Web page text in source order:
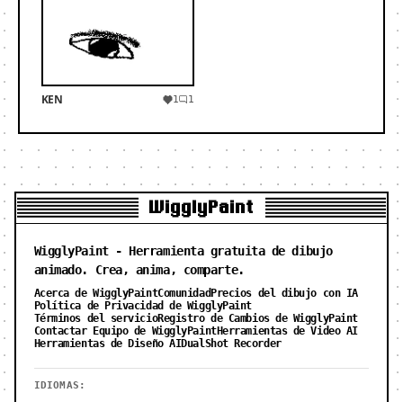
KEN 1 1
WigglyPaint
WigglyPaint - Herramienta gratuita de dibujo
animado. Crea, anima, comparte.
Acerca de WigglyPaintComunidad Precios del dibujo con IA
Política de Privacidad de WigglyPaint
Términos del servicioRegistro de Cambios de WigglyPaint
Contactar Equipo de WigglyPaintHerramientas de Video AI
Herramientas de Diseño AIDualShot Recorder
IDIOMAS: